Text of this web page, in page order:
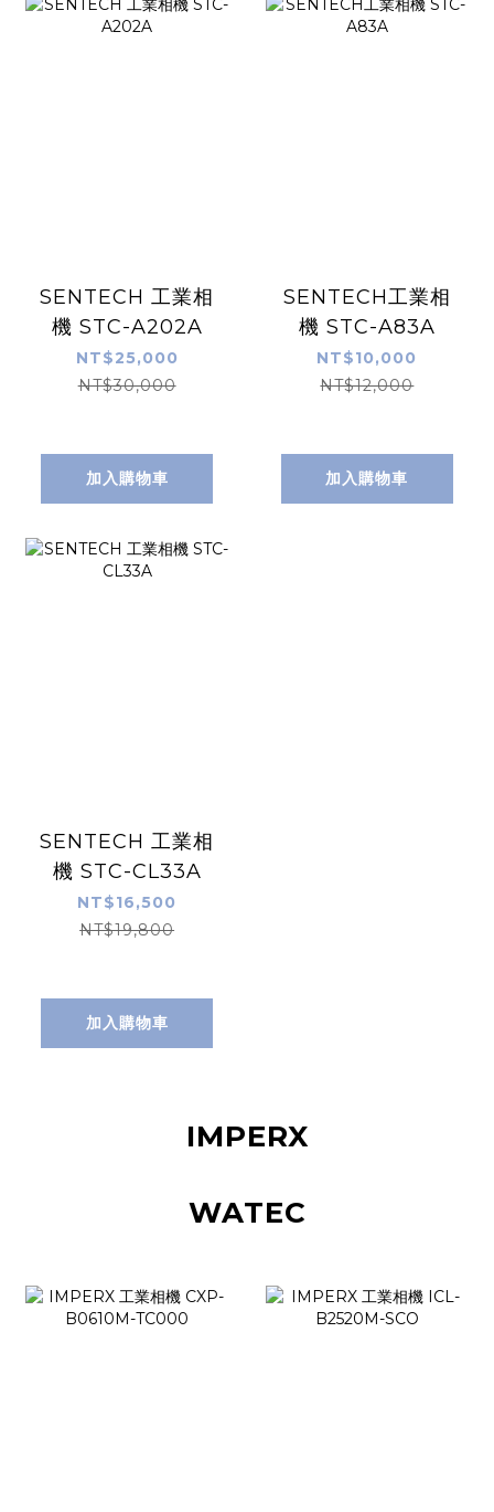
SENTECH 工業相
機 STC-A202A
NT$25,000
NT$30,000
加入購物車
SENTECH工業相
機 STC-A83A
NT$10,000
NT$12,000
加入購物車
SENTECH 工業相
機 STC-CL33A
NT$16,500
NT$19,800
加入購物車
IMPERX
WATEC